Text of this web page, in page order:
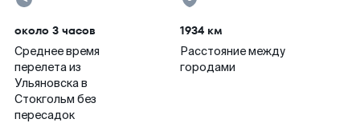
около 3 часов
Среднее время
перелета из
Ульяновска в
Стокгольм без
пересадок
1934 км
Расстояние между
городами